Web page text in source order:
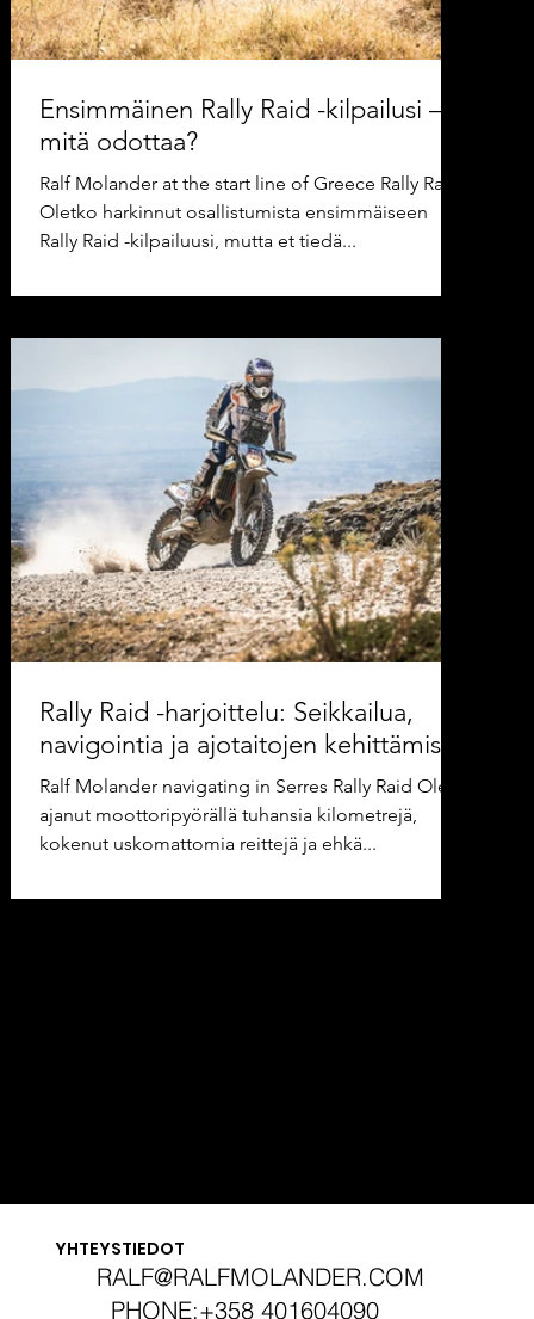
Ensimmäinen Rally Raid -kilpailusi –
mitä odottaa?
Ralf Molander at the start line of Greece Rally Raid
Oletko harkinnut osallistumista ensimmäiseen
Rally Raid -kilpailuusi, mutta et tiedä...
Rally Raid -harjoittelu: Seikkailua,
navigointia ja ajotaitojen kehittämistä
Ralf Molander navigating in Serres Rally Raid Olet
ajanut moottoripyörällä tuhansia kilometrejä,
kokenut uskomattomia reittejä ja ehkä...
YHTEYSTIEDOT
RALF@RALFMOLANDER.COM
PHONE:+358 401604090